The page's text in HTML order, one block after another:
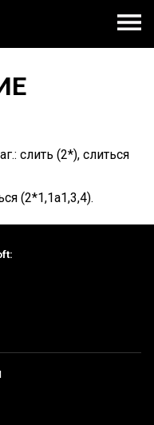
слить (2*), слиться
(2*1,1а1,3,4).